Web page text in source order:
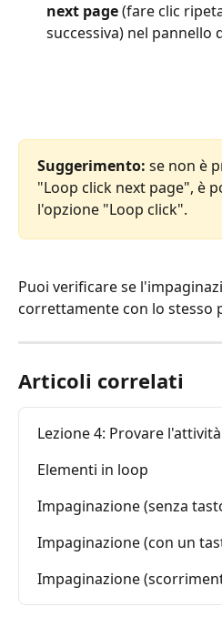
next page (fare clic
successiva) nel pannello
Suggerimento: se non è
"Loop click next page", è
l'opzione "Loop click".
Puoi verificare se
correttamente con lo stesso
Articoli correlati
Lezione 4: Provare l'attività
Elementi in loop
Impaginazione (senza
Impaginazione (con un
Impaginazione